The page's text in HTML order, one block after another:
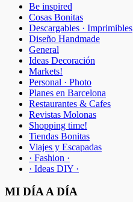
Be inspired
Cosas Bonitas
Descargables · Imprimibles
Diseño Handmade
General
Ideas Decoración
Markets!
Personal · Photo
Planes en Barcelona
Restaurantes & Cafes
Revistas Molonas
Shopping time!
Tiendas Bonitas
Viajes y Escapadas
· Fashion ·
· Ideas DIY ·
MI DÍA A DÍA